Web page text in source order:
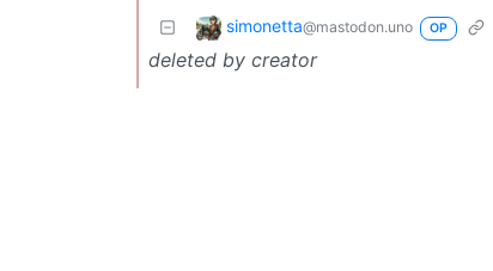
simonetta@mastodon.uno OP
deleted by creator